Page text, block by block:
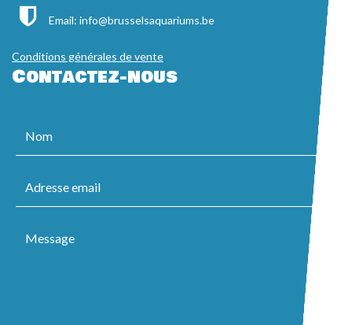
Email: info@brusselsaquariums.be
Conditions générales de vente
Contactez-nous